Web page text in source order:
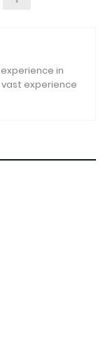
experience in
experience